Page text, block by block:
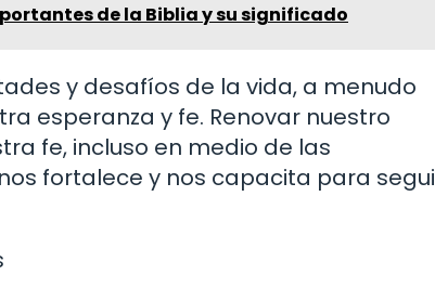
de la Biblia y su significado
y desafíos de la vida, a menudo
esperanza y fe. Renovar nuestro
fe, incluso en medio de las
fortalece y nos capacita para